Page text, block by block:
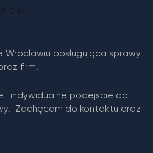
obsługująca sprawy
firm.
i indywidualne podejście do
Zachęcam do kontaktu oraz